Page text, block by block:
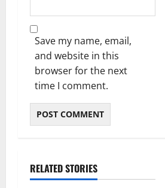
Save my name, email,
and website in this
browser for the next
time I comment.
RELATED STORIES